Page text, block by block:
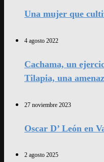
Una mujer que
4 agosto 2022
Cachama, un
Tilapia, una
27 noviembre 2023
Oscar D’ León en
2 agosto 2025